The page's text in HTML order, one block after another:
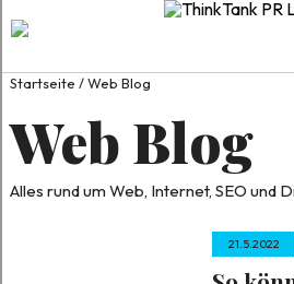
Startseite /Web Blog
Web Blog
Alles rund um Web, Internet, SEO und
21.5.2022